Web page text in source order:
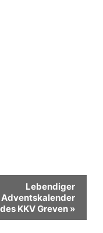
Lebendiger
Adventskalender
des KKV Greven »